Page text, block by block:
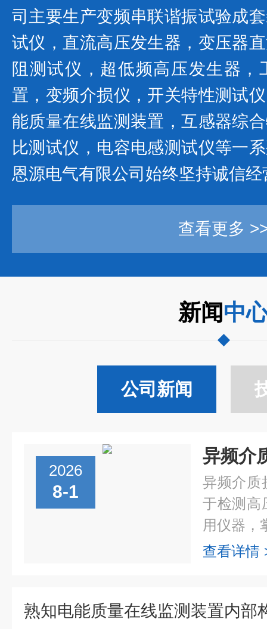
司主要生产变频串联谐振试验成
试仪，直流高压发生器，变压器
阻测试仪，超低频高压发生器，
置，变频介损仪，开关特性测试
能质量在线监测装置，互感器综
比测试仪，电容电感测试仪等一
恩源电气有限公司始终坚持诚信
查看更多
新闻中
公司新闻
2026
8-1
异频介质
于检测高
用仪器，
查看详情